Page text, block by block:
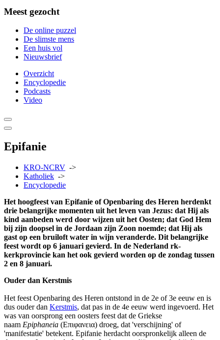
Meest gezocht
De online puzzel
De slimste mens
Een huis vol
Nieuwsbrief
Overzicht
Encyclopedie
Podcasts
Video
Epifanie
KRO-NCRV ->
Katholiek ->
Encyclopedie
Het hoogfeest van Epifanie of Openbaring des Heren herdenkt
drie belangrijke momenten uit het leven van Jezus: dat Hij als
kind aanbeden werd door wijzen uit het Oosten; dat God Hem
bij zijn doopsel in de Jordaan zijn Zoon noemde; dat Hij als
gast op een bruiloft water in wijn veranderde. Dit belangrijke
feest wordt op 6 januari gevierd. In de Nederland rk-
kerkprovincie kan het ook gevierd worden op de zondag tussen
2 en 8 januari.
Ouder dan Kerstmis
Het feest Openbaring des Heren ontstond in de 2e of 3e eeuw en is
dus ouder dan Kerstmis, dat pas in de 4e eeuw werd ingevoerd. Het
was van oorsprong een oosters feest dat de Griekse
naam Epiphaneia (Επιφανεια) droeg, dat 'verschijning' of
'manifestatie' betekent. Epifanie herdacht oorspronkelijk alleen de